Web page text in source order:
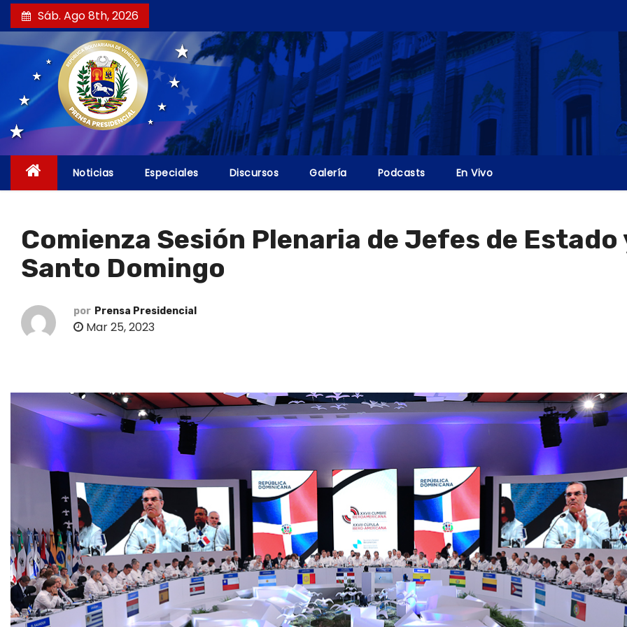
a
l
Sáb. Ago 8th, 2026
Noticias Especiales Discursos Galería Podcasts En Vivo
Comienza Sesión Plenaria de Jefes de Estado
Santo Domingo
por Prensa Presidencial
Mar 25, 2023